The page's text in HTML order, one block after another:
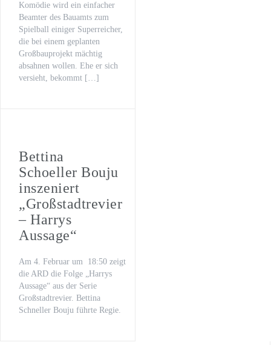
Komödie wird ein einfacher
Beamter des Bauamts zum
Spielball einiger Superreicher,
die bei einem geplanten
Großbauprojekt mächtig
absahnen wollen. Ehe er sich
versieht, bekommt […]
Bettina
Schoeller Bouju
inszeniert
„Großstadtrevier
– Harrys
Aussage“
Am 4. Februar um 18:50 zeigt
die ARD die Folge „Harrys
Aussage“ aus der Serie
Großstadtrevier. Bettina
Schneller Bouju führte Regie.